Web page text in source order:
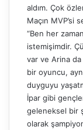
aldım. Çok
Maçın MVP’si
“Ben her
istemişimdir.
var ve Arina
bir oyuncu,
duyguyu
İpar gibi
geleneksel bir
olarak